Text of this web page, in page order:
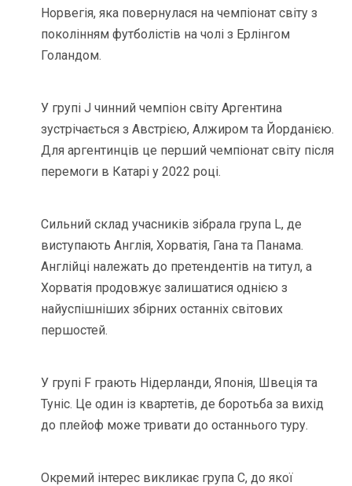
Норвегія, яка повернулася на чемпіонат світу з
поколінням футболістів на чолі з Ерлінгом
Голандом.
У групі J чинний чемпіон світу Аргентина
зустрічається з Австрією, Алжиром та Йорданією.
Для аргентинців це перший чемпіонат світу після
перемоги в Катарі у 2022 році.
Сильний склад учасників зібрала група L, де
виступають Англія, Хорватія, Гана та Панама.
Англійці належать до претендентів на титул, а
Хорватія продовжує залишатися однією з
найуспішніших збірних останніх світових
першостей.
У групі F грають Нідерланди, Японія, Швеція та
Туніс. Це один із квартетів, де боротьба за вихід
до плейоф може тривати до останнього туру.
Окремий інтерес викликає група C, до якої